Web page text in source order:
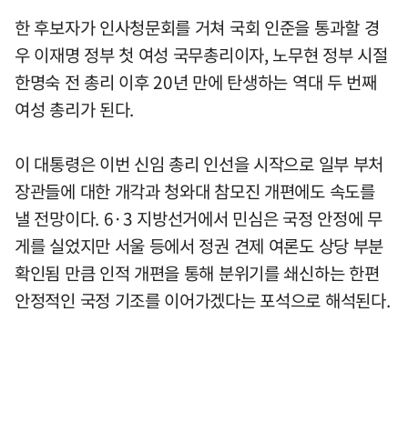
한 후보자가 인사청문회를 거쳐 국회 인준을 통과할 경
우 이재명 정부 첫 여성 국무총리이자, 노무현 정부 시절
한명숙 전 총리 이후 20년 만에 탄생하는 역대 두 번째
여성 총리가 된다.
이 대통령은 이번 신임 총리 인선을 시작으로 일부 부처
장관들에 대한 개각과 청와대 참모진 개편에도 속도를
낼 전망이다. 6·3 지방선거에서 민심은 국정 안정에 무
게를 실었지만 서울 등에서 정권 견제 여론도 상당 부분
확인됨 만큼 인적 개편을 통해 분위기를 쇄신하는 한편
안정적인 국정 기조를 이어가겠다는 포석으로 해석된다.